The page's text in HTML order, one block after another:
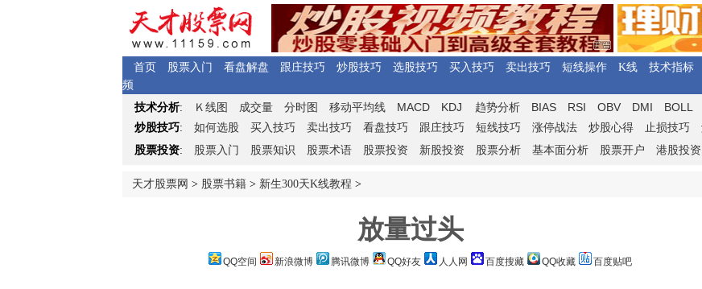
首页 股票入门 看盘解盘 跟庄技巧 炒股技巧 选股技巧 买入技巧 卖出技巧 短线操作 K线 技术指标
频
技术分析: Ｋ 线图 成交量 分时图 移动平均线 MACD KDJ 趋势分析 BIAS RSI OBV DMI BOLL
炒股技巧: 如何选股 买入技巧 卖出技巧 看盘技巧 跟庄技巧 短线技巧 涨停战法 炒股心得 止损技巧
股票投资: 股票入门 股票知识 股票术语 股票投资 新股投资 股票分析 基本面分析 股票开户 港股投资
天才股票网 > 股票书籍 > 新生300天K线教程 >
放量过头
QQ空间 新浪微博 腾讯微博 QQ好友 人人网 百度搜藏 QQ收藏 百度贴吧